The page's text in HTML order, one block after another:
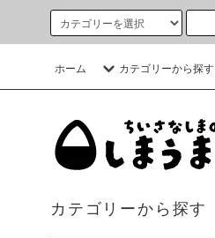
ホーム カテゴリーから探す
カテゴリーから探す